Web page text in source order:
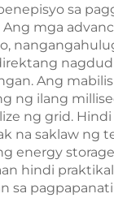
sa
mga
Ang
ng ilang
ng grid.
na saklaw ng
energy
hindi
sa